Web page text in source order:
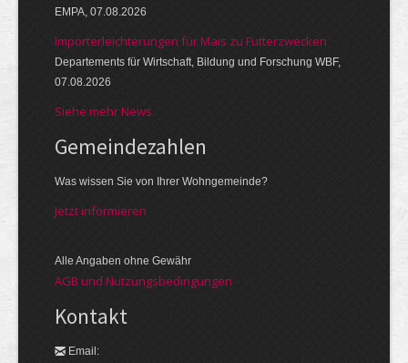
EMPA, 07.08.2026
Importerleichterungen für Mais zu Futterzwecken
Departements für Wirtschaft, Bildung und Forschung WBF,
07.08.2026
Siehe mehr News
Gemeinde­zahlen
Was wissen Sie von Ihrer Wohngemeinde?
Jetzt informieren
Alle Angaben ohne Gewähr
AGB und Nutzungsbedingungen
Kontakt
Email: